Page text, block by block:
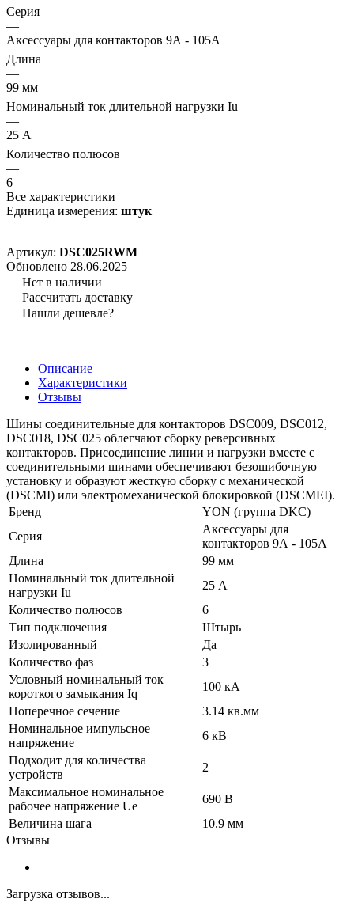
Серия
—
Аксессуары для контакторов 9А - 105А
Длина
—
99 мм
Номинальный ток длительной нагрузки Iu
—
25 А
Количество полюсов
—
6
Все характеристики
Единица измерения: штук
Артикул: DSC025RWM
Обновлено 28.06.2025
Нет в наличии
Рассчитать доставку
Нашли дешевле?
Описание
Характеристики
Отзывы
Шины соединительные для контакторов DSC009, DSC012,
DSC018, DSC025 облегчают сборку реверсивных
контакторов. Присоединение линии и нагрузки вместе с
соединительными шинами обеспечивают безошибочную
установку и образуют жесткую сборку с механической
(DSCMI) или электромеханической блокировкой (DSCMEI).
Бренд
YON (группа DKC)
Серия
Аксессуары для
контакторов 9А - 105А
Длина
99 мм
Номинальный ток длительной
нагрузки Iu
25 А
Количество полюсов
6
Тип подключения
Штырь
Изолированный
Да
Количество фаз
3
Условный номинальный ток
короткого замыкания Iq
100 кА
Поперечное сечение
3.14 кв.мм
Номинальное импульсное
напряжение
6 кВ
Подходит для количества
устройств
2
Максимальное номинальное
рабочее напряжение Ue
690 В
Величина шага
10.9 мм
Отзывы
Загрузка отзывов...